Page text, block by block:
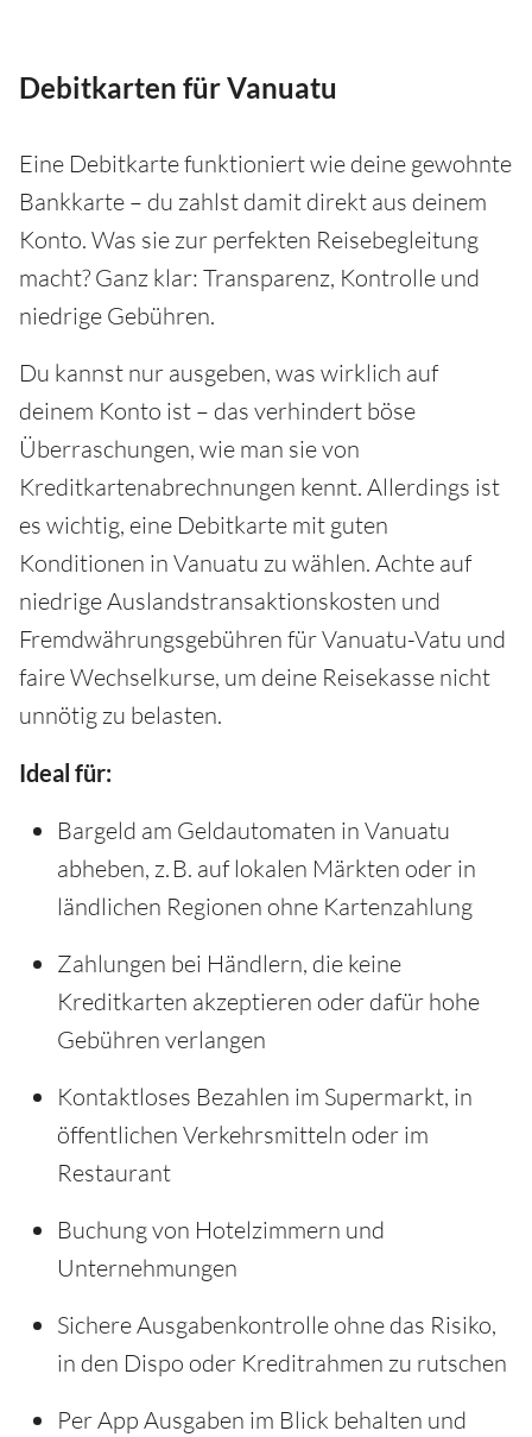
Debitkarten für Vanuatu
Eine Debitkarte funktioniert wie deine gewohnte
Bankkarte – du zahlst damit direkt aus deinem
Konto. Was sie zur perfekten Reisebegleitung
macht? Ganz klar: Transparenz, Kontrolle und
niedrige Gebühren.
Du kannst nur ausgeben, was wirklich auf
deinem Konto ist – das verhindert böse
Überraschungen, wie man sie von
Kreditkartenabrechnungen kennt. Allerdings ist
es wichtig, eine Debitkarte mit guten
Konditionen in Vanuatu zu wählen. Achte auf
niedrige Auslandstransaktionskosten und
Fremdwährungsgebühren für Vanuatu-Vatu und
faire Wechselkurse, um deine Reisekasse nicht
unnötig zu belasten.
Ideal für:
Bargeld am Geldautomaten in Vanuatu
abheben, z. B. auf lokalen Märkten oder in
ländlichen Regionen ohne Kartenzahlung
Zahlungen bei Händlern, die keine
Kreditkarten akzeptieren oder dafür hohe
Gebühren verlangen
Kontaktloses Bezahlen im Supermarkt, in
öffentlichen Verkehrsmitteln oder im
Restaurant
Buchung von Hotelzimmern und
Unternehmungen
Sichere Ausgabenkontrolle ohne das Risiko,
in den Dispo oder Kreditrahmen zu rutschen
Per App Ausgaben im Blick behalten und